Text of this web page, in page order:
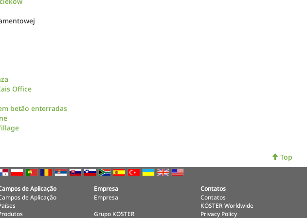
Office
betão enterradas
Top
de Aplicação
de Aplicação
Empresa
Empresa
Grupo KÖSTER
Contatos
Contatos
KÖSTER Worldwide
Privacy Policy